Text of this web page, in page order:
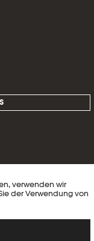
verwenden wir
der Verwendung von